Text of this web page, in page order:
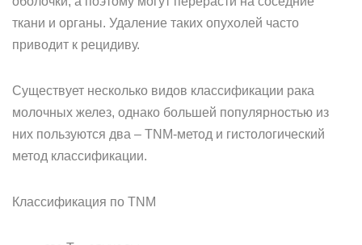
ткани и органы. Удаление таких опухолей часто
приводит к рецидиву.
Существует несколько видов классификации рака
молочных желез, однако большей популярностью из
них пользуются два – TNM-метод и гистологический
метод классификации.
Классификация по TNM